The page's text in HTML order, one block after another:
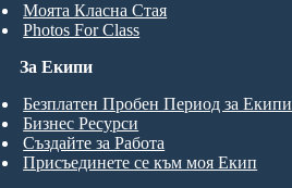
Моята Класна Стая
Photos For Class
За Екипи
Безплатен Пробен Период за Екипи
Бизнес Ресурси
Създайте за Работа
Присъединете се към моя Екип